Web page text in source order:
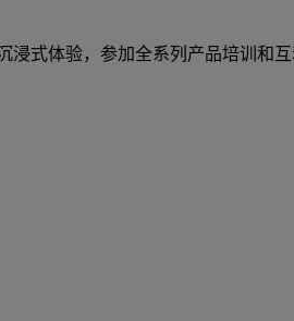
浸式体验，参加全系列产品培训和